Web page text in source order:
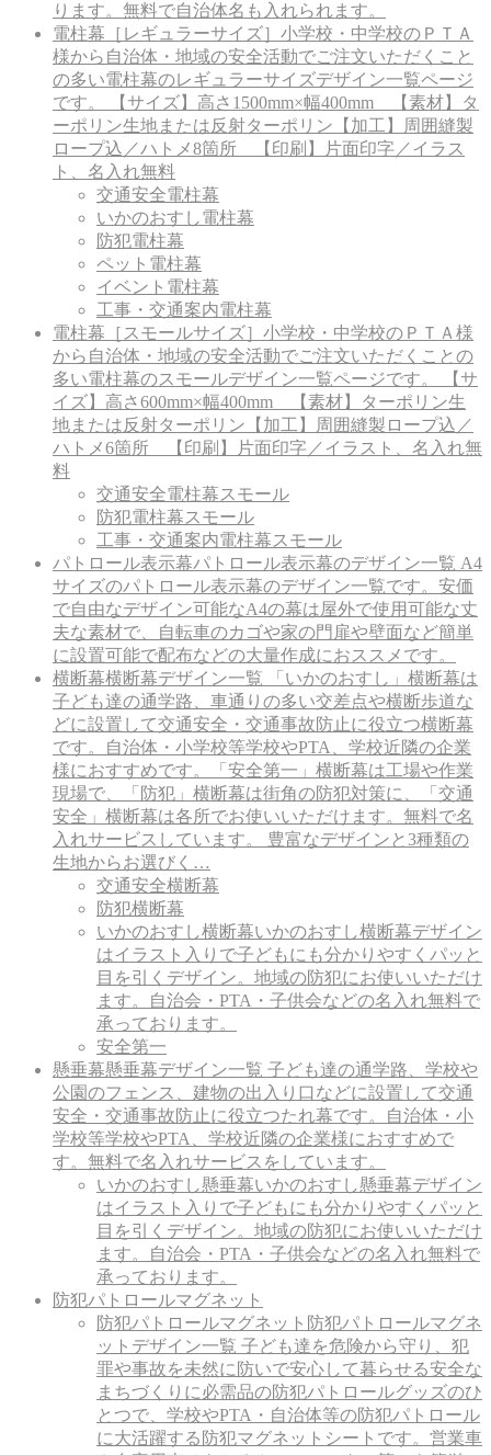
ります。無料で自治体名も入れられます。
電柱幕［レギュラーサイズ］ 小学校・中学校のＰＴＡ
様から自治体・地域の安全活動でご注文いただくこと
の多い電柱幕のレギュラーサイズデザイン一覧ページ
です。 【サイズ】高さ1500mm×幅400mm 【素材】タ
ーポリン生地または反射ターポリン【加工】周囲縫製
ロープ込／ハトメ8箇所 【印刷】片面印字／イラス
ト、名入れ無料
交通安全電柱幕
いかのおすし電柱幕
防犯電柱幕
ペット電柱幕
イベント電柱幕
工事・交通案内電柱幕
電柱幕［スモールサイズ］ 小学校・中学校のＰＴＡ様
から自治体・地域の安全活動でご注文いただくことの
多い電柱幕のスモールデザイン一覧ページです。 【サ
イズ】高さ600mm×幅400mm 【素材】ターポリン生
地または反射ターポリン【加工】周囲縫製ロープ込／
ハトメ6箇所 【印刷】片面印字／イラスト、名入れ無
料
交通安全電柱幕スモール
防犯電柱幕スモール
工事・交通案内電柱幕スモール
パトロール表示幕パトロール表示幕のデザイン一覧 A4
サイズのパトロール表示幕のデザイン一覧です。安価
で自由なデザイン可能なA4の幕は屋外で使用可能な丈
夫な素材で、自転車のカゴや家の門扉や壁面など簡単
に設置可能で配布などの大量作成におススメです。
横断幕横断幕デザイン一覧 「いかのおすし」横断幕は
子ども達の通学路、車通りの多い交差点や横断歩道な
どに設置して交通安全・交通事故防止に役立つ横断幕
です。自治体・小学校等学校やPTA、学校近隣の企業
様におすすめです。「安全第一」横断幕は工場や作業
現場で、「防犯」横断幕は街角の防犯対策に、「交通
安全」横断幕は各所でお使いいただけます。無料で名
入れサービスしています。 豊富なデザインと3種類の
生地からお選びく…
交通安全横断幕
防犯横断幕
いかのおすし横断幕いかのおすし横断幕デザイン
はイラスト入りで子どもにも分かりやすくパッと
目を引くデザイン。地域の防犯にお使いいただけ
ます。自治会・PTA・子供会などの名入れ無料で
承っております。
安全第一
懸垂幕懸垂幕デザイン一覧 子ども達の通学路、学校や
公園のフェンス、建物の出入り口などに設置して交通
安全・交通事故防止に役立つたれ幕です。自治体・小
学校等学校やPTA、学校近隣の企業様におすすめで
す。無料で名入れサービスをしています。
いかのおすし懸垂幕いかのおすし懸垂幕デザイン
はイラスト入りで子どもにも分かりやすくパッと
目を引くデザイン。地域の防犯にお使いいただけ
ます。自治会・PTA・子供会などの名入れ無料で
承っております。
防犯パトロールマグネット
防犯パトロールマグネット 防犯パトロールマグネ
ットデザイン一覧 子ども達を危険から守り、犯
罪や事故を未然に防いで安心して暮らせる安全な
まちづくりに必需品の防犯パトロールグッズのひ
とつで、学校やPTA・自治体等の防犯パトロール
に大活躍する防犯マグネットシートです。営業車